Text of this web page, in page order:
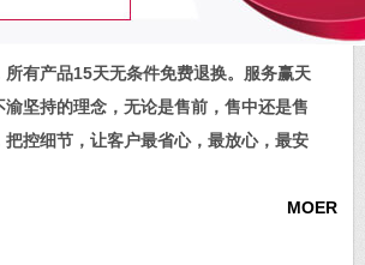
有产品15天无条件免费退换。服务赢天
坚持的理念，无论是售前，售中还是售
把控细节，让客户最省心，最放心，最安
MOER